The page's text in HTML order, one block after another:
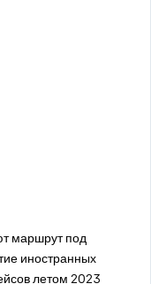
маршрут под
иностранных
летом 2023